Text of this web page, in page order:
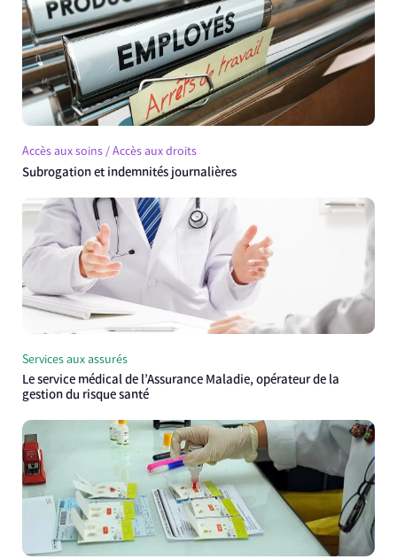
Accès aux soins / Accès aux droits
Subrogation et indemnités journalières
Services aux assurés
Le service médical de l’Assurance Maladie, opérateur de la
gestion du risque santé